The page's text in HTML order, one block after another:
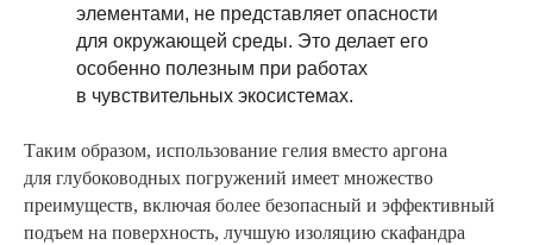
элементами, не представляет опасности
для окружающей среды. Это делает его
особенно полезным при работах
в чувствительных экосистемах.
Таким образом, использование гелия вместо аргона
для глубоководных погружений имеет множество
преимуществ, включая более безопасный и эффективный
подъем на поверхность, лучшую изоляцию скафандра